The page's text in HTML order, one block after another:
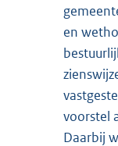
en
voorstel
Daarbij